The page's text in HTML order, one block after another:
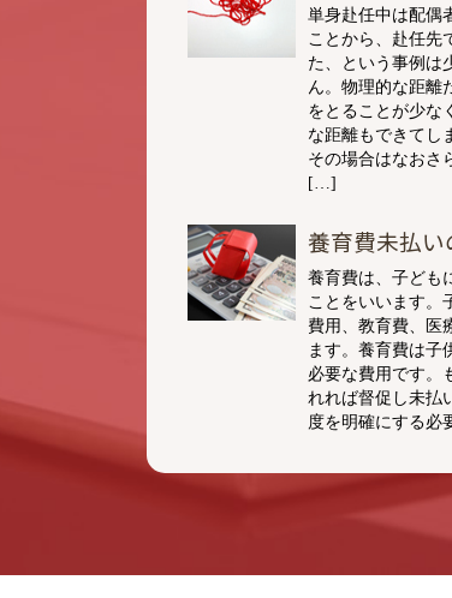
単身赴任中は配偶
ことから、赴任先
た、という事例は
ん。物理的な距離
をとることが少な
な距離もできてし
その場合はなおさ
[…]
養育費未払
養育費は、子ども
ことをいいます。
費用、教育費、医
ます。養育費は子
必要な費用です。
れれば督促し未払
度を明確にする